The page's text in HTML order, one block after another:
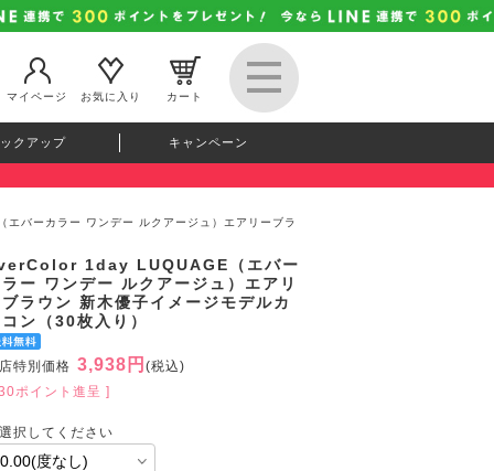
マイページ お気に入り カート
クアップ キャンペーン
バーカラー ワンデー ルクアージュ）エアリーブラ
1day LUQUAGE（エバー
ー ワンデー ルクアージュ）エアリ
ラウン 新木優子イメージモデルカ
ン（30枚入り）
特別価格 3,938円 (税込)
ポイント進呈 ]